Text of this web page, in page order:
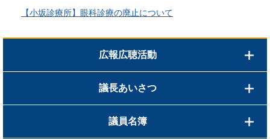
【小坂診療所】眼科診療の廃止について
広報広聴活動
議長あいさつ
議員名簿